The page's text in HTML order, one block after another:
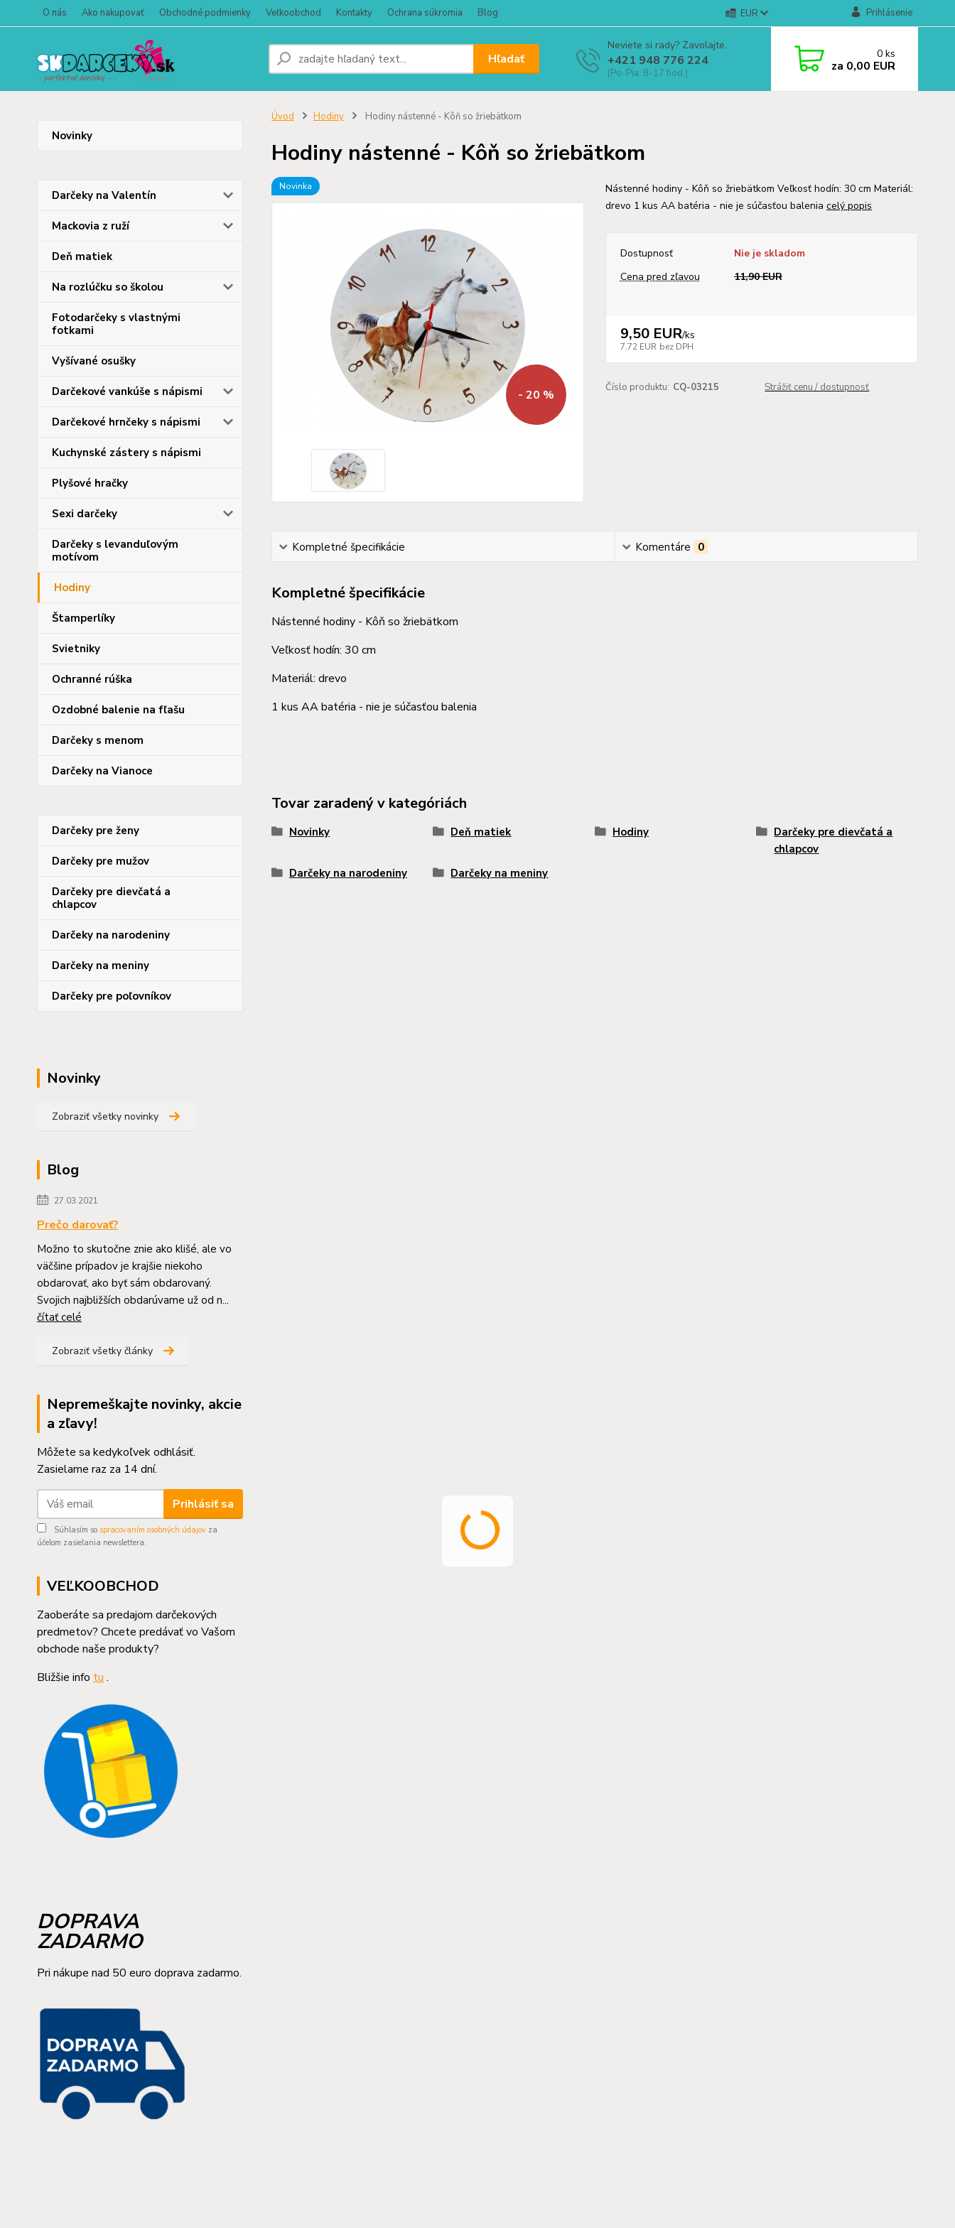
O nás Ako nakupovať Obchodné podmienky Veľkoobchod Kontakty Ochrana súkromia Blog EUR Prihlásenie
Hľadať
Neviete si rady? Zavolajte.
+421 948 776 224
(Po-Pia, 8-17 hod.)
0 ks
za 0,00 EUR
Novinky
Darčeky na Valentín
Mackovia z ruží
Deň matiek
Na rozlúčku so školou
Fotodarčeky s vlastnými
fotkami
Vyšívané osušky
Darčekové vankúše s nápismi
Darčekové hrnčeky s nápismi
Kuchynské zástery s nápismi
Plyšové hračky
Sexi darčeky
Darčeky s levanduľovým
motívom
Hodiny
Štamperlíky
Svietniky
Ochranné rúška
Ozdobné balenie na fľašu
Darčeky s menom
Darčeky na Vianoce
Darčeky pre ženy
Darčeky pre mužov
Darčeky pre dievčatá a
chlapcov
Darčeky na narodeniny
Darčeky na meniny
Darčeky pre poľovníkov
Novinky
Zobraziť všetky novinky
Blog
27.03.2021
Prečo darovať?
Možno to skutočne znie ako klišé, ale vo
väčšine prípadov je krajšie niekoho
obdarovať, ako byť sám obdarovaný.
Svojich najbližších obdarúvame už od n...
čítať celé
Zobraziť všetky články
Nepremeškajte novinky, akcie
a zľavy!
Môžete sa kedykoľvek odhlásiť.
Zasielame raz za 14 dní.
Prihlásiť sa
Súhlasím so spracovaním osobných údajov za
účelom zasielania newslettera.
VEĽKOOBCHOD
Zaoberáte sa predajom darčekových
predmetov? Chcete predávať vo Vašom
obchode naše produkty?
Bližšie info tu .
DOPRAVA
ZADARMO
Pri nákupe nad 50 euro doprava zadarmo.
Úvod Hodiny Hodiny nástenné - Kôň so žriebätkom
Hodiny nástenné - Kôň so žriebätkom
Novinka
- 20 %
Nástenné hodiny - Kôň so žriebätkom Veľkosť hodín: 30 cm Materiál:
drevo 1 kus AA batéria - nie je súčasťou balenia celý popis
Dostupnosť
Nie je skladom
Cena pred zľavou
11,90 EUR
9,50 EUR/ks
7,72 EUR bez DPH
Číslo produktu: CQ-03215 Strážiť cenu / dostupnosť
Kompletné špecifikácie Komentáre 0
Kompletné špecifikácie
Nástenné hodiny - Kôň so žriebätkom
Veľkosť hodín: 30 cm
Materiál: drevo
1 kus AA batéria - nie je súčasťou balenia
Tovar zaradený v kategóriách
Novinky Deň matiek Hodiny
Darčeky pre dievčatá a
chlapcov
Darčeky na narodeniny
Darčeky na meniny